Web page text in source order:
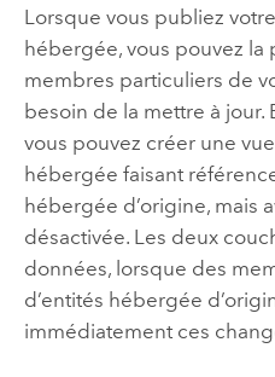
Lorsque vous publiez
hébergée, vous pouvez la
membres particuliers de
besoin de la mettre à jour.
vous pouvez créer une
hébergée faisant
hébergée d’origine, mais
désactivée. Les deux
données, lorsque des
d’entités hébergée
immédiatement ces